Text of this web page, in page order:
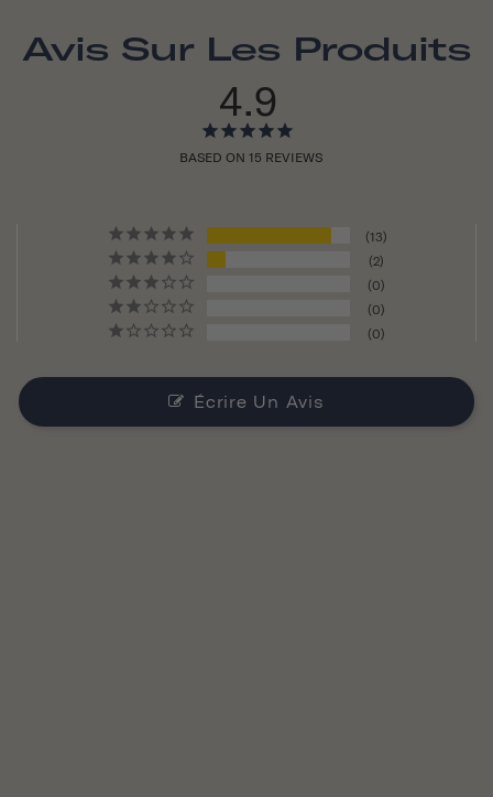
Avis Sur Les Produits
4.9
BASED ON 15 REVIEWS
13
2
0
0
0
Écrire Un Avis